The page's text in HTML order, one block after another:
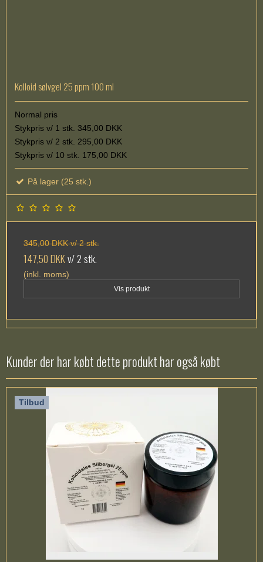
Kolloid sølvgel 25 ppm 100 ml
Normal pris
Stykpris v/ 1 stk. 345,00 DKK
Stykpris v/ 2 stk. 295,00 DKK
Stykpris v/ 10 stk. 175,00 DKK
På lager (25 stk.)
345,00 DKK v/ 2 stk.
147,50 DKKv/ 2 stk.
(inkl. moms)
Vis produkt
Kunder der har købt dette produkt har også købt
Tilbud